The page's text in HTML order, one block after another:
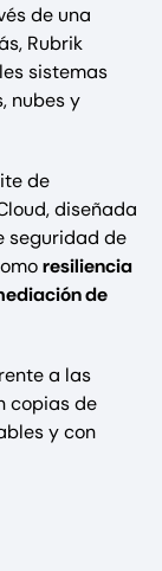
de una
Rubrik
sistemas
nubes y
de
diseñada
seguridad de
resiliencia
de
a las
copias de
y con